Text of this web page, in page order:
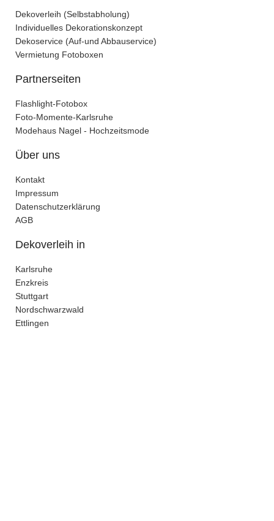
Dekoverleih (Selbstabholung)
Individuelles Dekorationskonzept
Dekoservice (Auf-und Abbauservice)
Vermietung Fotoboxen
Partnerseiten
Flashlight-Fotobox
Foto-Momente-Karlsruhe
Modehaus Nagel - Hochzeitsmode
Über uns
Kontakt
Impressum
Datenschutzerklärung
AGB
Dekoverleih in
Karlsruhe
Enzkreis
Stuttgart
Nordschwarzwald
Ettlingen